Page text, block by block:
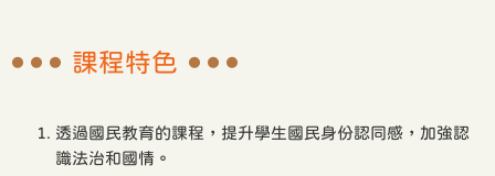
課程特色
透過國民教育的課程，提升學生國民身份認同感，加強認
識法治和國情。